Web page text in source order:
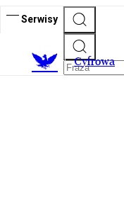
Serwisy
Cyfrowa